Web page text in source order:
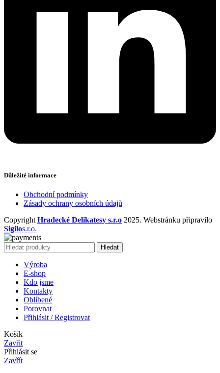
Důležité informace
Obchodní podmínky
Zásady ochrany osobních údajů
Copyright Hradecké Delikatesy s.r.o 2025. Webstránku připravilo
Sigilos.r.o.
Hledat
Výroba
E-shop
Kdo jsme
Kontakty
Oblíbené
Porovnat
Přihlásit / Registrovat
Košík
Zavřít
Přihlásit se
Zavřít